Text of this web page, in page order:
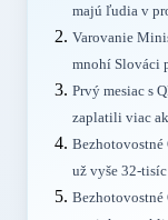
majú ľudia v
Varovanie
mnohí Slováci
Prvý mesiac s
zaplatili viac
už vyše 32-